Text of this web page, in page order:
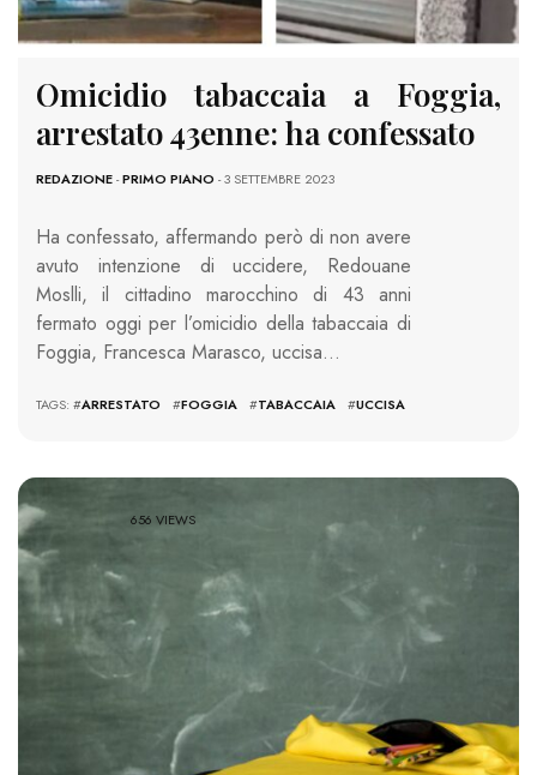
Omicidio tabaccaia a Foggia,
arrestato 43enne: ha confessato
REDAZIONE-PRIMO PIANO - 3 SETTEMBRE 2023
Ha confessato, affermando però di non avere
avuto intenzione di uccidere, Redouane
Moslli, il cittadino marocchino di 43 anni
fermato oggi per l’omicidio della tabaccaia di
Foggia, Francesca Marasco, uccisa…
TAGS: #ARRESTATO #FOGGIA #TABACCAIA #UCCISA
656 VIEWS